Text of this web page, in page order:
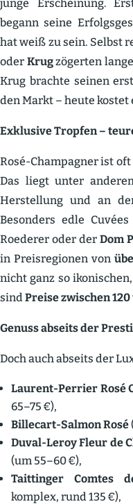
junge Erscheinung.
begann seine
hat weiß zu sein. Selbst
oder Krugzögerten
Krug brachte seinen
den Markt – heute kostet
Exklusive Tropfen –
Rosé-Champagner ist
Das liegt unter
Herstellung und an
Besonders edle
Roederer oder der Dom
in Preis­re­gionen von
nicht ganz so
sindPreise zwischen
Genuss abseits der
Doch auch abseits der
Laurent-Perrier Rosé
65–75 €),
Billecart-Salmon Rosé
Duval-Leroy Fleur de
(um 55–60 €),
Taittinger Comtes
komplex, rund 135 €),